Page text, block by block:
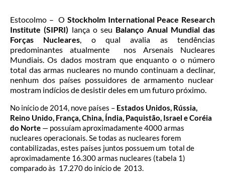
Estocolmo – O Stockholm International Peace Research
Institute (SIPRI) lança o seu Balanço Anual Mundial das
Forças Nucleares, o qual avalia as tendências
predominantes atualmente nos Arsenais Nucleares
Mundiais. Os dados mostram que enquanto o o número
total das armas nucleares no mundo continuam a declinar,
nenhum dos países possuidores de armamento nuclear
mostram indícios de desistir deles em um futuro próximo.
No início de 2014, nove países – Estados Unidos, Rússia,
Reino Unido, França, China, Índia, Paquistão, Israel e Coréia
do Norte — possuíam aproximadamente 4000 armas
nucleares operacionais. Se todas as nucleares forem
contabilizadas, estes países juntos possuem um total de
aproximadamente 16.300 armas nucleares (tabela 1)
comparado às 17.270 do início de 2013.